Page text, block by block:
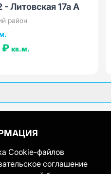
Литовская 17а А
район
₽ кв.м.
Cookie-файлов
соглашение